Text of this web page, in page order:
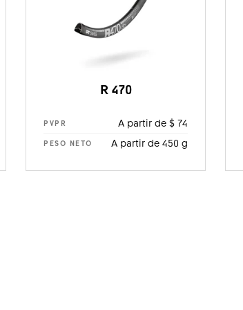
R 470
PVPR A partir de $ 74
PESO NETO A partir de 450 g